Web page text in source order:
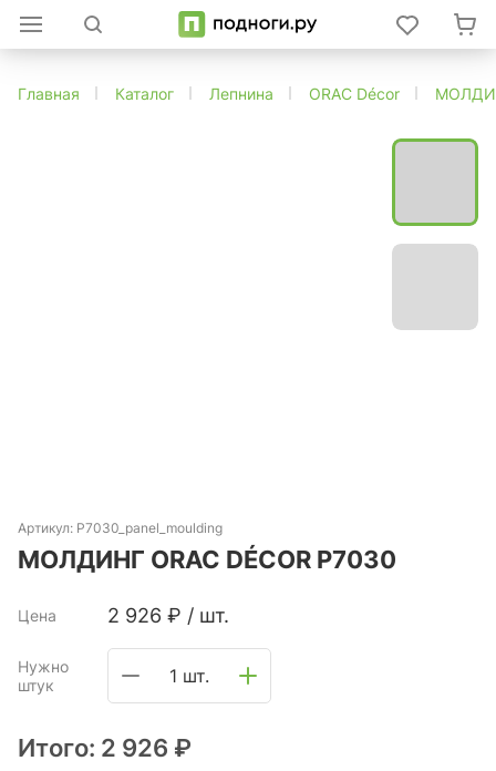
Главная Каталог Лепнина ORAC Décor
Артикул: P7030_panel_moulding
МОЛДИНГ ORAC DÉCOR P7030
Цена 2 926 ₽ / шт.
Нужно
штук
1 шт.
Итого: 2 926 ₽